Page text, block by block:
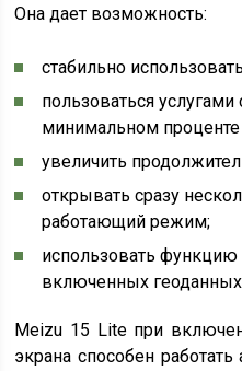
Она дает возможность:
стабильно
пользоваться
минимальном проценте
увеличить
открывать сразу
работающий режим;
использовать функцию
включенных
Meizu 15 Lite при
экрана способен